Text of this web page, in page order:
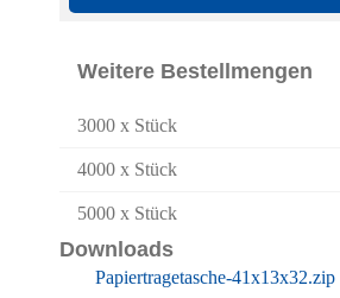
Weitere Bestellmengen
3000 x Stück
4000 x Stück
5000 x Stück
Downloads
Papiertragetasche-41x13x32.zip